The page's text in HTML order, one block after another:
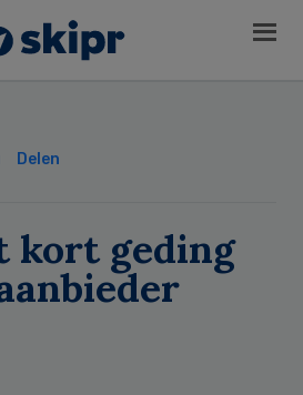
Delen
kort geding